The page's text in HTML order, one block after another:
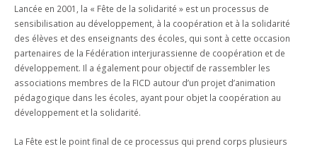
Lancée en 2001, la « Fête de la solidarité » est un processus de
sensibilisation au développement, à la coopération et à la solidarité
des élèves et des enseignants des écoles, qui sont à cette occasion
partenaires de la Fédération interjurassienne de coopération et de
développement. Il a également pour objectif de rassembler les
associations membres de la FICD autour d’un projet d’animation
pédagogique dans les écoles, ayant pour objet la coopération au
développement et la solidarité.
La Fête est le point final de ce processus qui prend corps plusieurs